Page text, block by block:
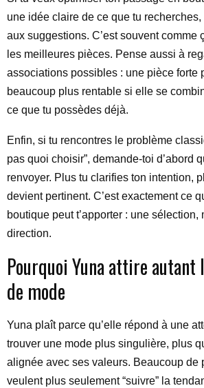
une idée claire de ce que tu
aux suggestions. C’est souvent comme
les meilleures pièces. Pense aussi à
associations possibles : une pièce forte
beaucoup plus rentable si elle se
ce que tu possèdes déjà.
Enfin, si tu rencontres le problème
pas quoi choisir”, demande-toi d’abord
renvoyer. Plus tu clarifies ton intention,
devient pertinent. C’est exactement ce
boutique peut t’apporter : une sélection,
direction.
Pourquoi Yuna attire autant
de mode
Yuna plaît parce qu’elle répond à une
trouver une mode plus singulière, plus
alignée avec ses valeurs. Beaucoup de
veulent plus seulement “suivre” la